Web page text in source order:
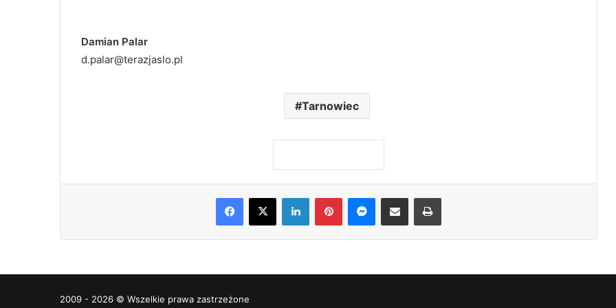
Damian Palar
d.palar@terazjaslo.pl
Tarnowiec
Facebook
X LinkedInPinterestMessenger
Share via Email Print
2009 - 2026 © Wszelkie prawa zastrzeżone